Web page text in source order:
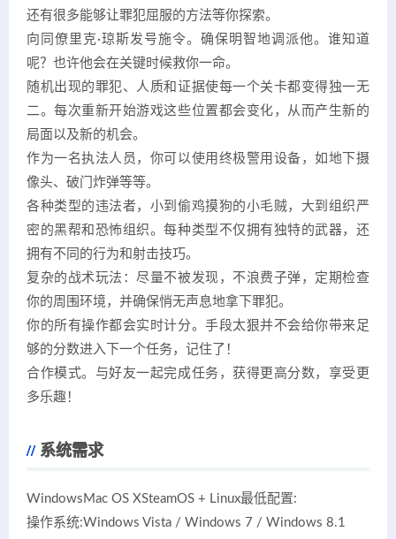
还有很多能够让罪犯屈服的方法等你探索。
向同僚里克·琼斯发号施令。确保明智地调派他。谁知道
呢？也许他会在关键时候救你一命。
随机出现的罪犯、人质和证据使每一个关卡都变得独一无
二。每次重新开始游戏这些位置都会变化，从而产生新的
局面以及新的机会。
作为一名执法人员，你可以使用终极警用设备，如地下摄
像头、破门炸弹等等。
各种类型的违法者，小到偷鸡摸狗的小毛贼，大到组织严
密的黑帮和恐怖组织。每种类型不仅拥有独特的武器，还
拥有不同的行为和射击技巧。
复杂的战术玩法：尽量不被发现，不浪费子弹，定期检查
你的周围环境，并确保悄无声息地拿下罪犯。
你的所有操作都会实时计分。手段太狠并不会给你带来足
够的分数进入下一个任务，记住了！
合作模式。与好友一起完成任务，获得更高分数，享受更
多乐趣！
系统需求
WindowsMac OS XSteamOS + Linux最低配置:
操作系统:Windows Vista / Windows 7 / Windows 8.1